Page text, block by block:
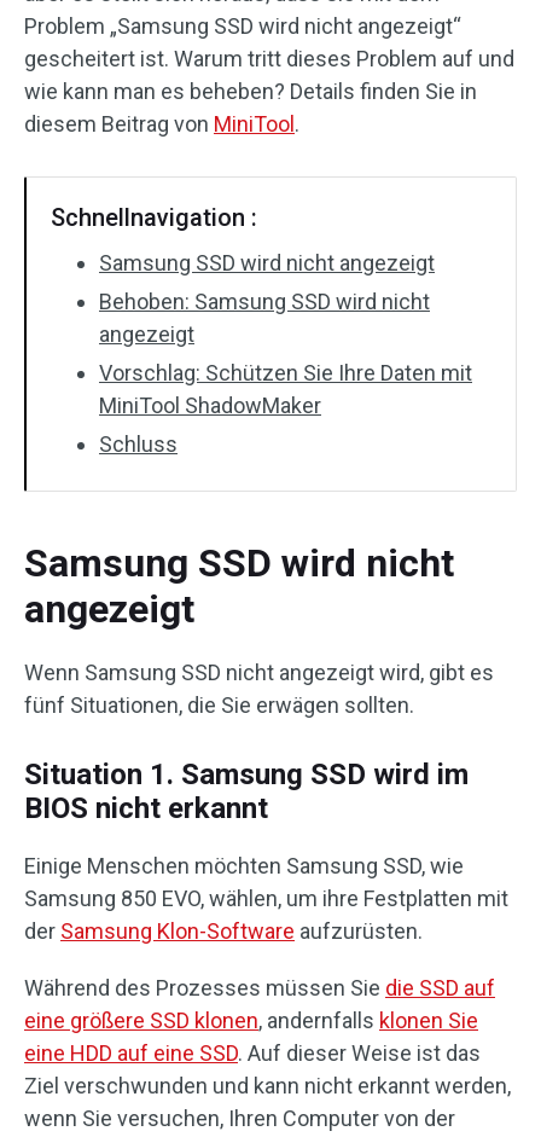
Problem „Samsung SSD wird nicht angezeigt“
gescheitert ist. Warum tritt dieses Problem auf und
wie kann man es beheben? Details finden Sie in
diesem Beitrag von MiniTool .
Schnellnavigation :
Samsung SSD wird nicht angezeigt
Behoben: Samsung SSD wird nicht
angezeigt
Vorschlag: Schützen Sie Ihre Daten mit
MiniTool ShadowMaker
Schluss
Samsung SSD wird nicht
angezeigt
Wenn Samsung SSD nicht angezeigt wird, gibt es
fünf Situationen, die Sie erwägen sollten.
Situation 1. Samsung SSD wird im
BIOS nicht erkannt
Einige Menschen möchten Samsung SSD, wie
Samsung 850 EVO, wählen, um ihre Festplatten mit
der Samsung Klon-Software aufzurüsten.
Während des Prozesses müssen Sie die SSD auf
eine größere SSD klonen, andernfalls klonen Sie
eine HDD auf eine SSD. Auf dieser Weise ist das
Ziel verschwunden und kann nicht erkannt werden,
wenn Sie versuchen, Ihren Computer von der